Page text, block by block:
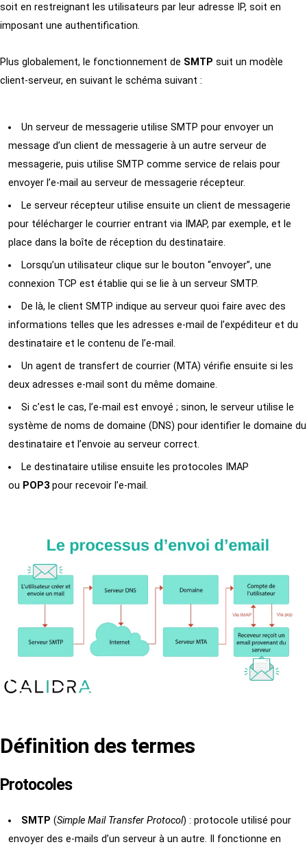
soit en restreignant les utilisateurs par leur adresse IP, soit en
imposant une authentification.
Plus globalement, le fonctionnement de SMTP suit un modèle
client-serveur, en suivant le schéma suivant :
Un serveur de messagerie utilise SMTP pour envoyer un
message d’un client de messagerie à un autre serveur de
messagerie, puis utilise SMTP comme service de relais pour
envoyer l’e-mail au serveur de messagerie récepteur.
Le serveur récepteur utilise ensuite un client de messagerie
pour télécharger le courrier entrant via IMAP, par exemple, et le
place dans la boîte de réception du destinataire.
Lorsqu’un utilisateur clique sur le bouton “envoyer”, une
connexion TCP est établie qui se lie à un serveur SMTP.
De là, le client SMTP indique au serveur quoi faire avec des
informations telles que les adresses e-mail de l’expéditeur et du
destinataire et le contenu de l’e-mail.
Un agent de transfert de courrier (MTA) vérifie ensuite si les
deux adresses e-mail sont du même domaine.
Si c’est le cas, l’e-mail est envoyé ; sinon, le serveur utilise le
système de noms de domaine (DNS) pour identifier le domaine du
destinataire et l’envoie au serveur correct.
Le destinataire utilise ensuite les protocoles IMAP
ou POP3 pour recevoir l’e-mail.
Définition des termes
Protocoles
SMTP (Simple Mail Transfer Protocol) : protocole utilisé pour
envoyer des e-mails d’un serveur à un autre. Il fonctionne en